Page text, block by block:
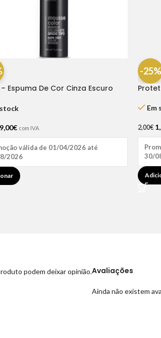
Espuma De Cor Cinza Escuro
9,00€ com IVA
válida de 01/04/2026 até
2026
-25%
Em
2,00€
30/
Avaliações
Ainda não existem
podem deixar opinião.